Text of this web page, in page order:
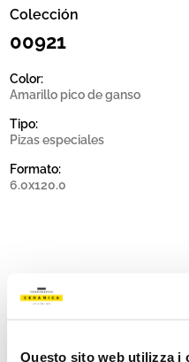
Questo sito web utilizza i
Colección
00921
Color:
Amarillo pico de ganso
Tipo:
Pizas especiales
Formato:
6.0x120.0